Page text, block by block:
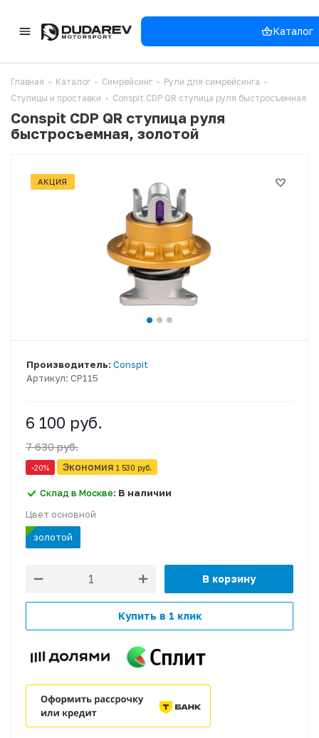
Каталог
Главная - Каталог - Симрейсинг - Рули для симрейсинга -
Ступицы и проставки - Conspit CDP QR ступица руля быстросъемная
Conspit CDP QR ступица руля
быстросъемная, золотой
АКЦИЯ
Артикул: CP115
Производитель: Conspit
6 100 руб.
7 630 руб.
-20% Экономия 1 530 руб.
Склад в Москве: В наличии
Цвет основной
золотой
В корзину
Купить в 1 клик